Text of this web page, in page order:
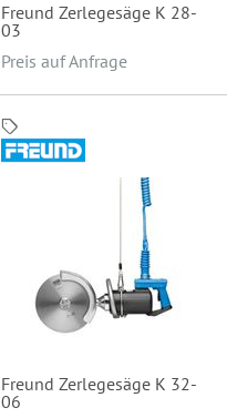
Freund Zerlegesäge K 28-
03
Preis auf Anfrage
Freund Zerlegesäge K 32-
06